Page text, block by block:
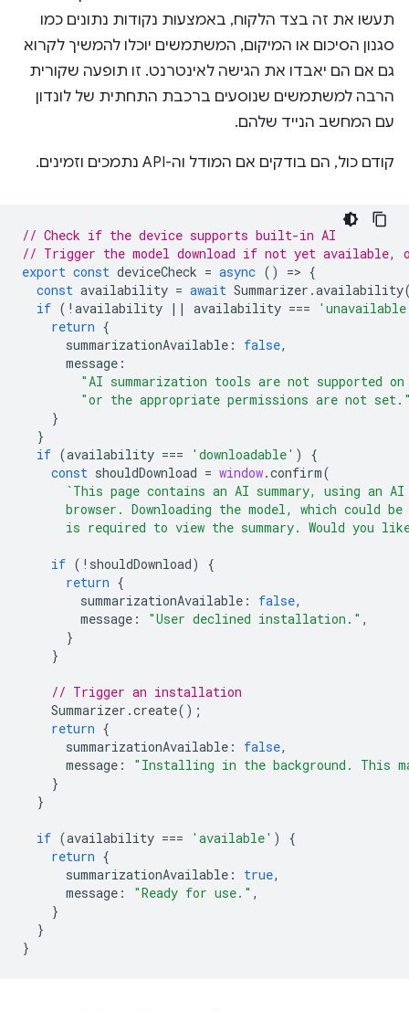
תעשו את זה בצד הלקוח, באמצעות נקודות נתונים כמו
סגנון הסיכום או המיקום, המשתמשים יוכלו להמשיך לקרוא
גם אם הם יאבדו את הגישה לאינטרנט. זו תופעה שקורית
הרבה למשתמשים שנוסעים ברכבת התחתית של לונדון
עם המחשב הנייד שלהם.
קודם כול, הם בודקים אם המודל וה-API נתמכים וזמינים.
// Check if the device supports built-in AI
// Trigger the model download if not yet available,
export const deviceCheck = async () => {
const availability = await Summarizer .availability
if ( ! availability || availability ===
return {
summarizationAvailable : false,
message :
"AI summarization tools are not supported
"or the appropriate permissions are not
}
}
if (availability === 'downloadable' )
{
const shouldDownload = window.confirm(
`This page contains an AI summary, using an
browser. Downloading the model, which could
is required to view the summary. Would you
if ( ! shouldDownload)
{
return {
summarizationAvailable : false,
message : "User declined installation." ,
}
}
// Trigger an installation
Summarizer .create();
return {
summarizationAvailable : false,
message :
"Installing in the background. This
}
}
if (availability === 'available' )
{
return {
summarizationAvailable : true,
message : "Ready for use." ,
}
}
}